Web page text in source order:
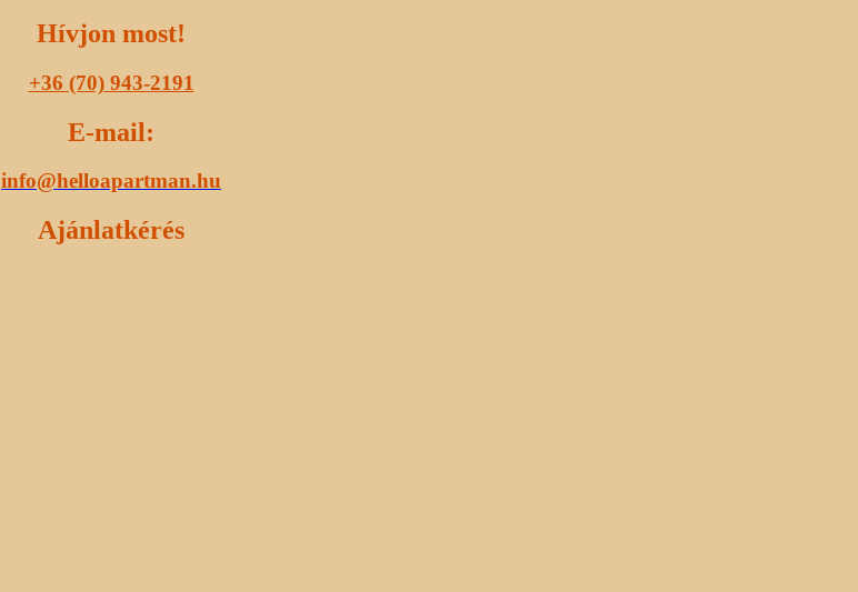
Hívjon most!
+36 (70) 943-2191
E-mail:
info@helloapartman.hu
Ajánlatkérés